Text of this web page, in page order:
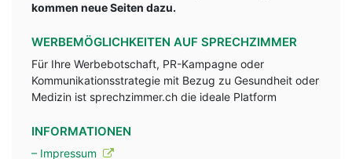
kommen neue Seiten dazu.
WERBEMÖGLICHKEITEN AUF SPRECHZIMMER
Für Ihre Werbebotschaft, PR-Kampagne oder
Kommunikationsstrategie mit Bezug zu Gesundheit oder
Medizin ist sprechzimmer.ch die ideale Platform
INFORMATIONEN
– Impressum